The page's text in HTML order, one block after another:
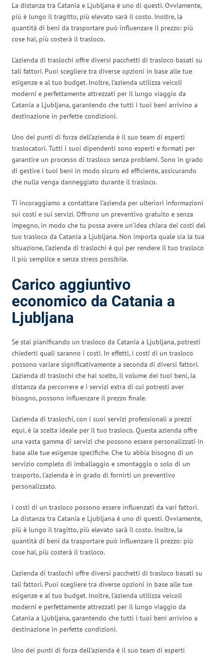
La distanza tra Catania e Ljubljana è uno di questi. Ovviamente,
più è lungo il tragitto, più elevato sarà il costo. Inoltre, la
quantità di beni da trasportare può influenzare il prezzo: più
cose hai, più costerà il trasloco.
L’azienda di traslochi offre diversi pacchetti di trasloco basati su
tali fattori. Puoi scegliere tra diverse opzioni in base alle tue
esigenze e al tuo budget. Inoltre, l’azienda utilizza veicoli
moderni e perfettamente attrezzati per il lungo viaggio da
Catania a Ljubljana, garantendo che tutti i tuoi beni arrivino a
destinazione in perfette condizioni.
Uno dei punti di forza dell’azienda è il suo team di esperti
traslocatori. Tutti i suoi dipendenti sono esperti e formati per
garantire un processo di trasloco senza problemi. Sono in grado
di gestire i tuoi beni in modo sicuro ed efficiente, assicurando
che nulla venga danneggiato durante il trasloco.
Ti incoraggiamo a contattare l’azienda per ulteriori informazioni
sui costi e sui servizi. Offrono un preventivo gratuito e senza
impegno, in modo che tu possa avere un’idea chiara dei costi del
tuo trasloco da Catania a Ljubljana. Non importa quale sia la tua
situazione, l’azienda di traslochi è qui per rendere il tuo trasloco
il più semplice e senza stress possibile.
Carico aggiuntivo
economico da Catania a
Ljubljana
Se stai pianificando un trasloco da Catania a Ljubljana, potresti
chiederti quali saranno i costi. In effetti, i costi di un trasloco
possono variare significativamente a seconda di diversi fattori.
L’azienda di traslochi che hai scelto, il volume dei tuoi beni, la
distanza da percorrere e i servizi extra di cui potresti aver
bisogno, possono influenzare il prezzo finale.
L’azienda di traslochi, con i suoi servizi professionali a prezzi
equi, è la scelta ideale per il tuo trasloco. Questa azienda offre
una vasta gamma di servizi che possono essere personalizzati in
base alle tue esigenze specifiche. Che tu abbia bisogno di un
servizio completo di imballaggio e smontaggio o solo di un
trasporto, l’azienda è in grado di fornirti un preventivo
personalizzato.
I costi di un trasloco possono essere influenzati da vari fattori.
La distanza tra Catania e Ljubljana è uno di questi. Ovviamente,
più è lungo il tragitto, più elevato sarà il costo. Inoltre, la
quantità di beni da trasportare può influenzare il prezzo: più
cose hai, più costerà il trasloco.
L’azienda di traslochi offre diversi pacchetti di trasloco basati su
tali fattori. Puoi scegliere tra diverse opzioni in base alle tue
esigenze e al tuo budget. Inoltre, l’azienda utilizza veicoli
moderni e perfettamente attrezzati per il lungo viaggio da
Catania a Ljubljana, garantendo che tutti i tuoi beni arrivino a
destinazione in perfette condizioni.
Uno dei punti di forza dell’azienda è il suo team di esperti